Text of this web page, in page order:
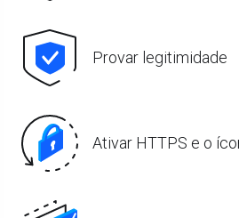
Provar legitimidade
Ativar HTTPS e o